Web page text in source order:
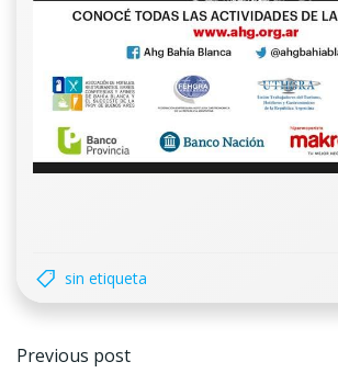
sin etiqueta
Navegación
Previous post